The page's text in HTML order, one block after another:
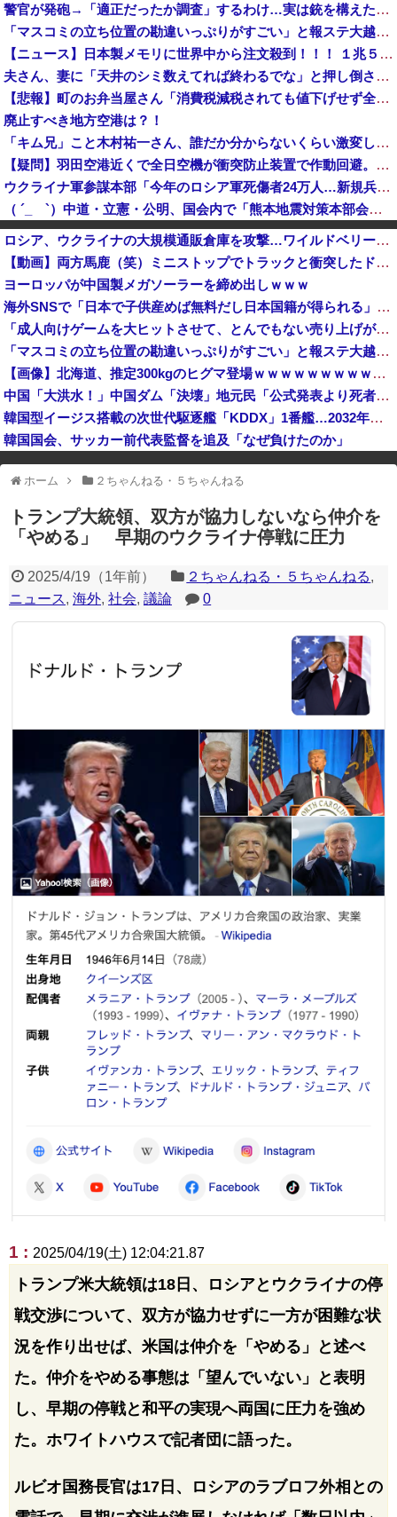
警官が発砲→「適正だったか調査」するわけ…実は銃を構えただけで警察本部長まで報告！
「マスコミの立ち位置の勘違いっぷりがすごい」と報ステ大越キャスターの台詞に視聴者絶句、高市とトランプを同列視させようという思惑がひしひしと
【ニュース】日本製メモリに世界中から注文殺到！！！ １兆５０００億円で工場増築へ
夫さん、妻に「天井のシミ数えてれば終わるでな」と押し倒されて性行為 → 凄いことになるｗｗｗｗｗ
【悲報】町のお弁当屋さん「消費税減税されても値下げせず全て利益にする！」と宣言しネットで物議 → ｗｗｗｗｗｗｗｗｗｗｗｗｗｗ
廃止すべき地方空港は？！
「キム兄」こと木村祐一さん、誰だか分からないくらい激変してしまう・・・
【疑問】羽田空港近くで全日空機が衝突防止装置で作動回避。これで「ニアミスではない」ってマジ？
ウクライナ軍参謀本部「今年のロシア軍死傷者24万人…新規兵力の募集規模を上回る」！
（ ´_ゝ`）中道・立憲・公明、国会内で「熊本地震対策本部会議」各省庁からヒアリング・現地から意見聴取「パーティション、人手、宿泊施設の不足や、...
【悲報】日本の歴史、ついに『崩壊』してしまう・・・・・
大進連所属の学生8人、在韓米軍平沢基地に無断侵入…米軍により身柄拘束！
ロシア、ウクライナの大規模通販倉庫を攻撃…ワイルドベリーズへの報復！
【動画】両方馬鹿（笑）ミニストップでトラックと衝突したドラレコが（ノ∇`）
ヨーロッパが中国製メガソーラーを締め出しｗｗｗ
海外SNSで「日本で子供産めば無料だし日本国籍が得られる」というデマが大流行していた…:・
「成人向けゲームを大ヒットさせて、とんでもない売り上げが入ったぞー！」→最悪すぎる結果になり、「売り上げ0円だけど、多額の税金を払え」という状況...
「マスコミの立ち位置の勘違いっぷりがすごい」と報ステ大越キャスターの台詞に視聴者絶句、高市とトランプを同列視させようという思惑がひしひしと
【画像】北海道、推定300kgのヒグマ登場ｗｗｗｗｗｗｗｗｗｗｗｗｗｗｗｗｗｗｗｗ
中国「大洪水！」中国ダム「決壊」地元民「公式発表より死者多い！」中国政府「住民拘束！（安否不明」中国当局「救助隊動画も削除」台風13号「三峡ダム接近中」→
韓国型イージス搭載の次世代駆逐艦「KDDX」1番艦…2032年竣工と公示！
韓国国会、サッカー前代表監督を追及「なぜ負けたのか」
※アドブロック等の広告非表示プラグインやアドオンを利用している場合、
一部のコンテンツが表示されなくなったり、サイト全体のレイアウトが崩れ
たりする場合があります。
ホーム ２ちゃんねる・５ちゃんねる
トランプ大統領、双方が協力しないなら仲介を
「やめる」 早期のウクライナ停戦に圧力
2025/4/19 （1年前） ２ちゃんねる・５ちゃんねる,
ニュース, 海外, 社会, 議論 0
1 : 2025/04/19(土) 12:04:21.87
トランプ米大統領は18日、ロシアとウクライナの停
戦交渉について、双方が協力せずに一方が困難な状
況を作り出せば、米国は仲介を「やめる」と述べ
た。仲介をやめる事態は「望んでいない」と表明
し、早期の停戦と和平の実現へ両国に圧力を強め
た。ホワイトハウスで記者団に語った。
ルビオ国務長官は17日、ロシアのラブロフ外相との